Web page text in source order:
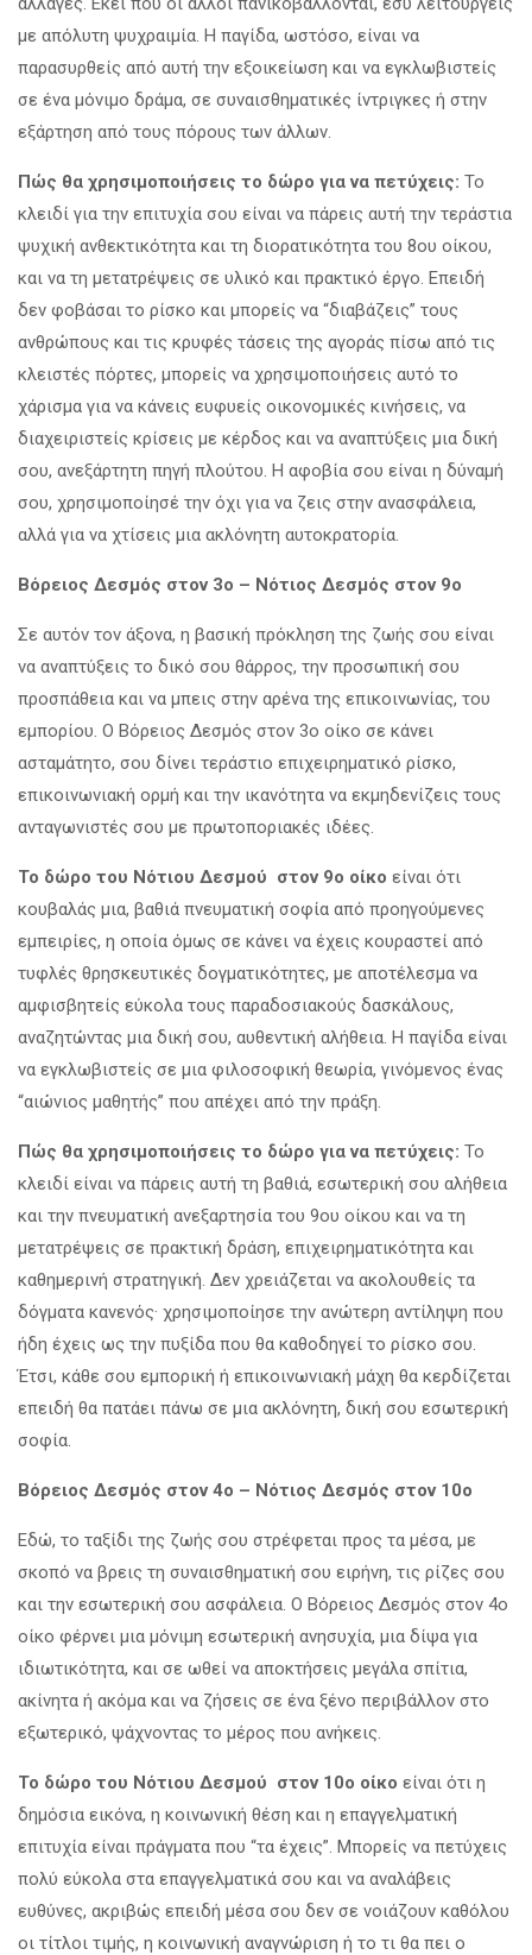
με απόλυτη ψυχραιμία. Η παγίδα, ωστόσο, είναι να
παρασυρθείς από αυτή την εξοικείωση και να εγκλωβιστείς
σε ένα μόνιμο δράμα, σε συναισθηματικές ίντριγκες ή στην
εξάρτηση από τους πόρους των άλλων.
Πώς θα χρησιμοποιήσεις το δώρο για να πετύχεις: Το
κλειδί για την επιτυχία σου είναι να πάρεις αυτή την τεράστια
ψυχική ανθεκτικότητα και τη διορατικότητα του 8ου οίκου,
και να τη μετατρέψεις σε υλικό και πρακτικό έργο. Επειδή
δεν φοβάσαι το ρίσκο και μπορείς να “διαβάζεις” τους
ανθρώπους και τις κρυφές τάσεις της αγοράς πίσω από τις
κλειστές πόρτες, μπορείς να χρησιμοποιήσεις αυτό το
χάρισμα για να κάνεις ευφυείς οικονομικές κινήσεις, να
διαχειριστείς κρίσεις με κέρδος και να αναπτύξεις μια δική
σου, ανεξάρτητη πηγή πλούτου. Η αφοβία σου είναι η δύναμή
σου, χρησιμοποίησέ την όχι για να ζεις στην ανασφάλεια,
αλλά για να χτίσεις μια ακλόνητη αυτοκρατορία.
Βόρειος Δεσμός στον 3ο – Νότιος Δεσμός στον 9ο
Σε αυτόν τον άξονα, η βασική πρόκληση της ζωής σου είναι
να αναπτύξεις το δικό σου θάρρος, την προσωπική σου
προσπάθεια και να μπεις στην αρένα της επικοινωνίας, του
εμπορίου. Ο Βόρειος Δεσμός στον 3ο οίκο σε κάνει
ασταμάτητο, σου δίνει τεράστιο επιχειρηματικό ρίσκο,
επικοινωνιακή ορμή και την ικανότητα να εκμηδενίζεις τους
ανταγωνιστές σου με πρωτοποριακές ιδέες.
Το δώρο του Νότιου Δεσμού στον 9ο οίκο είναι ότι
κουβαλάς μια, βαθιά πνευματική σοφία από προηγούμενες
εμπειρίες, η οποία όμως σε κάνει να έχεις κουραστεί από
τυφλές θρησκευτικές δογματικότητες, με αποτέλεσμα να
αμφισβητείς εύκολα τους παραδοσιακούς δασκάλους,
αναζητώντας μια δική σου, αυθεντική αλήθεια. Η παγίδα είναι
να εγκλωβιστείς σε μια φιλοσοφική θεωρία, γινόμενος ένας
“αιώνιος μαθητής” που απέχει από την πράξη.
Πώς θα χρησιμοποιήσεις το δώρο για να πετύχεις: Το
κλειδί είναι να πάρεις αυτή τη βαθιά, εσωτερική σου αλήθεια
και την πνευματική ανεξαρτησία του 9ου οίκου και να τη
μετατρέψεις σε πρακτική δράση, επιχειρηματικότητα και
καθημερινή στρατηγική. Δεν χρειάζεται να ακολουθείς τα
δόγματα κανενός· χρησιμοποίησε την ανώτερη αντίληψη που
ήδη έχεις ως την πυξίδα που θα καθοδηγεί το ρίσκο σου.
Έτσι, κάθε σου εμπορική ή επικοινωνιακή μάχη θα κερδίζεται
επειδή θα πατάει πάνω σε μια ακλόνητη, δική σου εσωτερική
σοφία.
Βόρειος Δεσμός στον 4ο – Νότιος Δεσμός στον 10ο
Εδώ, το ταξίδι της ζωής σου στρέφεται προς τα μέσα, με
σκοπό να βρεις τη συναισθηματική σου ειρήνη, τις ρίζες σου
και την εσωτερική σου ασφάλεια. Ο Βόρειος Δεσμός στον 4ο
οίκο φέρνει μια μόνιμη εσωτερική ανησυχία, μια δίψα για
ιδιωτικότητα, και σε ωθεί να αποκτήσεις μεγάλα σπίτια,
ακίνητα ή ακόμα και να ζήσεις σε ένα ξένο περιβάλλον στο
εξωτερικό, ψάχνοντας το μέρος που ανήκεις.
Το δώρο του Νότιου Δεσμού στον 10ο οίκο είναι ότι η
δημόσια εικόνα, η κοινωνική θέση και η επαγγελματική
επιτυχία είναι πράγματα που “τα έχεις”. Μπορείς να πετύχεις
πολύ εύκολα στα επαγγελματικά σου και να αναλάβεις
ευθύνες, ακριβώς επειδή μέσα σου δεν σε νοιάζουν καθόλου
οι τίτλοι τιμής, η κοινωνική αναγνώριση ή το τι θα πει ο